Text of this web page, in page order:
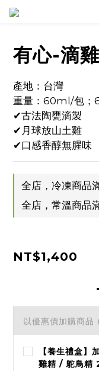
有心-滴
產地：台灣
重量：60ml/包；
✔古法陶甕滴製
✔月球放山土雞
✔口感香醇無腥味
全店，冷凍商品
全店，常溫商品
NT$1,400
以優惠價加購商品
【養生禮盒】
雞精 / 鴕鳥